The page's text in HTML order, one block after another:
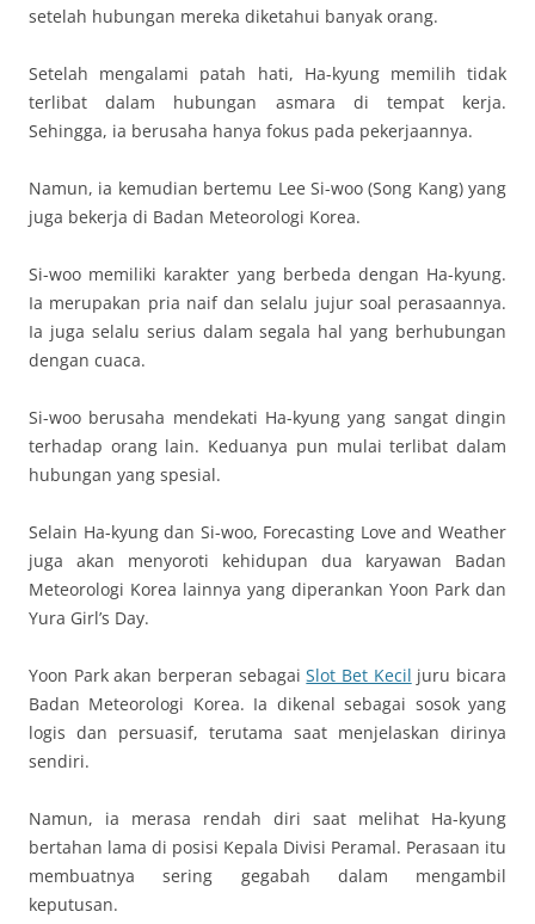
setelah hubungan mereka diketahui banyak orang.
Setelah mengalami patah hati, Ha-kyung memilih tidak
terlibat dalam hubungan asmara di tempat kerja.
Sehingga, ia berusaha hanya fokus pada pekerjaannya.
Namun, ia kemudian bertemu Lee Si-woo (Song Kang) yang
juga bekerja di Badan Meteorologi Korea.
Si-woo memiliki karakter yang berbeda dengan Ha-kyung.
Ia merupakan pria naif dan selalu jujur soal perasaannya.
Ia juga selalu serius dalam segala hal yang berhubungan
dengan cuaca.
Si-woo berusaha mendekati Ha-kyung yang sangat dingin
terhadap orang lain. Keduanya pun mulai terlibat dalam
hubungan yang spesial.
Selain Ha-kyung dan Si-woo, Forecasting Love and Weather
juga akan menyoroti kehidupan dua karyawan Badan
Meteorologi Korea lainnya yang diperankan Yoon Park dan
Yura Girl’s Day.
Yoon Park akan berperan sebagaiSlot Bet Kecil juru bicara
Badan Meteorologi Korea. Ia dikenal sebagai sosok yang
logis dan persuasif, terutama saat menjelaskan dirinya
sendiri.
Namun, ia merasa rendah diri saat melihat Ha-kyung
bertahan lama di posisi Kepala Divisi Peramal. Perasaan itu
membuatnya sering gegabah dalam mengambil
keputusan.